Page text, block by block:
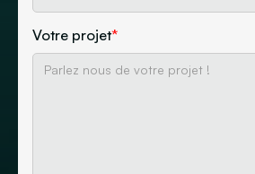
Votre projet*